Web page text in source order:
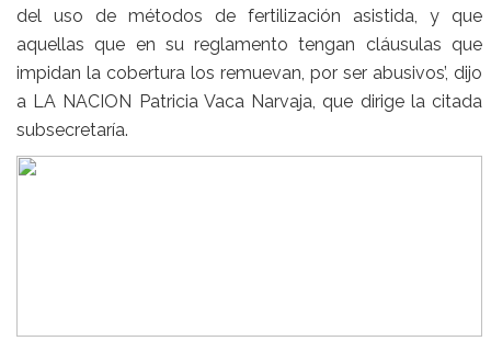
del uso de métodos de fertilización asistida, y que
aquellas que en su reglamento tengan cláusulas que
impidan la cobertura los remuevan, por ser abusivos’, dijo
a LA NACION Patricia Vaca Narvaja, que dirige la citada
subsecretaría.